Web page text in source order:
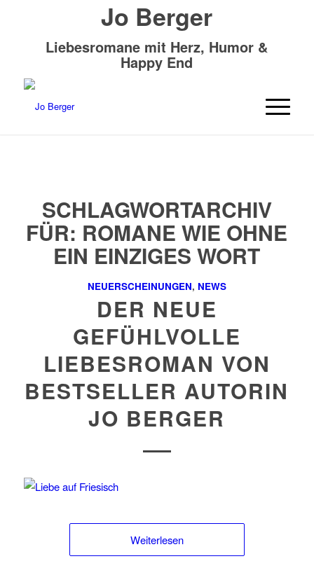
Jo Berger
Liebesromane mit Herz, Humor &
Happy End
SCHLAGWORTARCHIV
FÜR: ROMANE WIE OHNE
EIN EINZIGES WORT
NEUERSCHEINUNGEN, NEWS
DER NEUE
GEFÜHLVOLLE
LIEBESROMAN VON
BESTSELLER AUTORIN
JO BERGER
Weiterlesen